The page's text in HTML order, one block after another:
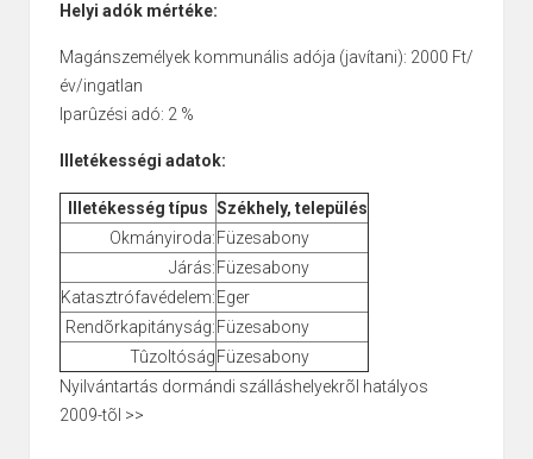
Helyi adók mértéke:
Magánszemélyek kommunális adója (javítani): 2000 Ft/
év/ingatlan
Iparûzési adó: 2 %
Illetékességi adatok:
Illetékesség típus Székhely, település
Okmányiroda:Füzesabony
Járás:Füzesabony
Katasztrófavédelem:Eger
Rendõrkapitányság:Füzesabony
TûzoltóságFüzesabony
Nyilvántartás dormándi szálláshelyekrõl hatályos
2009-tõl >>